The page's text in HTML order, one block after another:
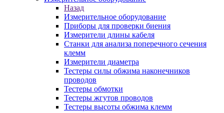
Назад
Измерительное оборудование
Приборы для проверки биения
Измерители длины кабеля
Станки для анализа поперечного сечения
клемм
Измерители диаметра
Тестеры силы обжима наконечников
проводов
Тестеры обмотки
Тестеры жгутов проводов
Тестеры высоты обжима клемм